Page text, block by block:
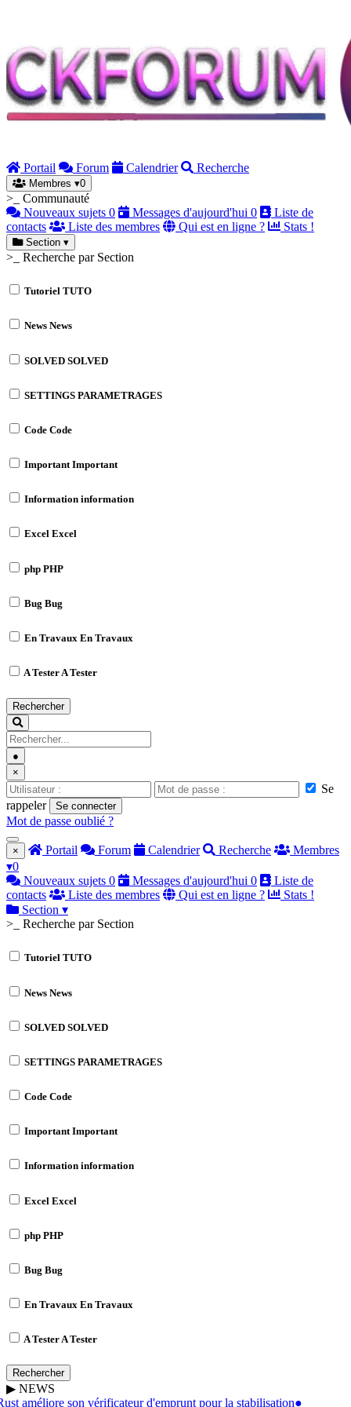
Portail Forum Calendrier Recherche
Membres ▾0
>_ Communauté
Nouveaux sujets 0 Messages d'aujourd'hui 0
Liste de
contacts
Liste des membres Qui est en ligne ? Stats !
Section ▾
>_ Recherche par Section
Tutoriel TUTO
News News
SOLVED SOLVED
SETTINGS PARAMETRAGES
Code Code
ImportantImportant
Information information
Excel Excel
php PHP
Bug Bug
En Travaux En Travaux
A TesterA Tester
Rechercher
●
×
Se
rappeler
Se connecter
Mot de passe oublié ?
× Portail Forum Calendrier Recherche
Membres
▾0
Nouveaux sujets 0 Messages d'aujourd'hui 0
Liste de
contacts
Liste des membres Qui est en ligne ?
Stats !
Section ▾
>_ Recherche par Section
Tutoriel TUTO
News News
SOLVED SOLVED
SETTINGS PARAMETRAGES
Code Code
ImportantImportant
Information information
Excel Excel
php PHP
Bug Bug
En Travaux En Travaux
A TesterA Tester
Rechercher
▶ NEWS
améliore son vérificateur d'emprunt pour la stabilisation●